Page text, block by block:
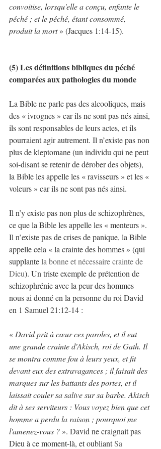
convoitise, lorsqu'elle a conçu, enfante le
péché ; et le péché, étant consommé,
produit la mort » (Jacques 1:14-15).
(5) Les définitions bibliques du péché
comparées aux pathologies du monde
La Bible ne parle pas des alcooliques, mais
des « ivrognes » car ils ne sont pas nés ainsi,
ils sont responsables de leurs actes, et ils
pourraient agir autrement. Il n’existe pas non
plus de kleptomane (un individu qui ne peut
soi-disant se retenir de dérober des objets),
la Bible les appelle les « ravisseurs » et les «
voleurs » car ils ne sont pas nés ainsi.
Il n’y existe pas non plus de schizophrènes,
ce que la Bible les appelle les « menteurs ».
Il n’existe pas de crises de panique, la Bible
appelle cela « la crainte des hommes » (qui
supplante la bonne et nécessaire crainte de
Dieu). Un triste exemple de prétention de
schizophrénie avec la peur des hommes
nous ai donné en la personne du roi David
en 1 Samuel 21:12-14 :
« David prit à cœur ces paroles, et il eut
une grande crainte d'Akisch, roi de Gath. Il
se montra comme fou à leurs yeux, et fit
devant eux des extravagances ; il faisait des
marques sur les battants des portes, et il
laissait couler sa salive sur sa barbe. Akisch
dit à ses serviteurs : Vous voyez bien que cet
homme a perdu la raison ; pourquoi me
l'amenez-vous ? ». David ne craignait pas
Dieu à ce moment-là, et oubliant Sa